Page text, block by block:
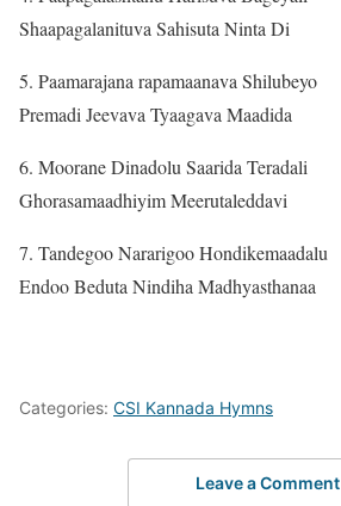
Shaapagalanituva Sahisuta Ninta Di
5. Paamarajana rapamaanava Shilubeyo
Premadi Jeevava Tyaagava Maadida
6. Moorane Dinadolu Saarida Teradali
Ghorasamaadhiyim Meerutaleddavi
7. Tandegoo Nararigoo Hondikemaadalu
Endoo Beduta Nindiha Madhyasthanaa
Categories: CSI Kannada Hymns
Leave a Comment